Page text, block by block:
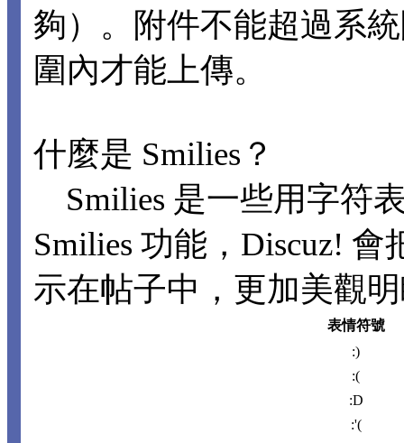
夠）。附件不能超過系
圍內才能上傳。
什麼是 Smilies？
Smilies 是一些用字符
Smilies 功能，Discuz!
示在帖子中，更加美觀
表情符號
:)
:(
:D
:'(